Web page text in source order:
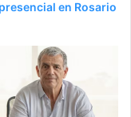
en Rosario